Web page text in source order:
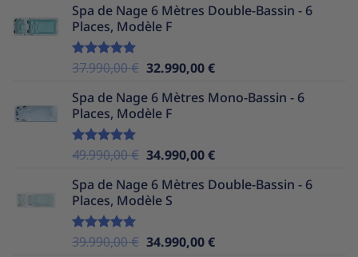
initial
était :
actuel
Spa de Nage 6 Mètres Double-Bassin - 6
Places, Modèle F
Note5.00
37.990,00€ Le
initial
était :
32.990,00€Le
actuel
Spa de Nage 6 Mètres Mono-Bassin - 6
Places, Modèle F
Note5.00
49.990,00€ Le
initial
était :
34.990,00€Le
actuel
Spa de Nage 6 Mètres Double-Bassin - 6
Places, Modèle S
Note5.00
39.990,00€ Le
34.990,00€Le